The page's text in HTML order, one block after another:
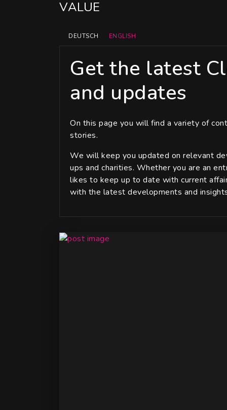
DEUTSCH ENGLISH
Get the latest
and updates
On this page you will find a variety of
stories.
We will keep you updated on relevant
ups and charities. Whether you are an
likes to keep up to date with current
with the latest developments and